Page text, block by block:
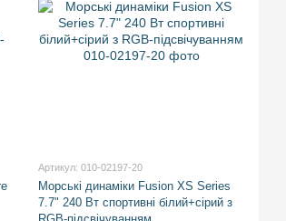
Артикул: 010-02197-20
Морські динаміки Fusion XS Series
7.7" 240 Вт спортивні білий+сірий з